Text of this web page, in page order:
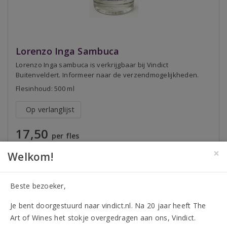
Lorenzo Inga Sambuca
Lorenzo Inga sambuca is verkrijgbaar bij Vindict
Buitenveldert. Informeer naar de verzendmogelijkheden.
Flesinhoud: 500 ml
Op verlanglijst
17,50 per fles
×
Welkom!
Beste bezoeker,
Je bent doorgestuurd naar vindict.nl. Na 20 jaar heeft The
Art of Wines het stokje overgedragen aan ons, Vindict.